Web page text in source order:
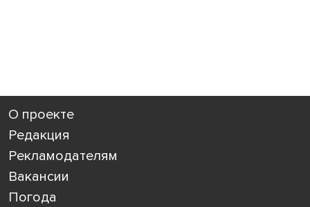
О проекте
Редакция
Рекламодателям
Вакансии
Погода